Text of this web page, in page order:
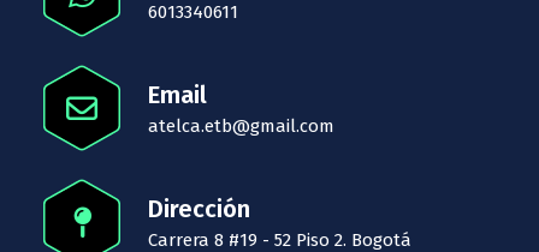
6013340611
Email
atelca.etb@gmail.com
Dirección
Carrera 8 #19 - 52 Piso 2. Bogotá